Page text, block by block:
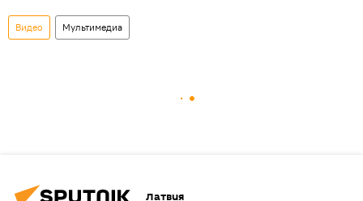
Видео Мультимедиа
Латвия